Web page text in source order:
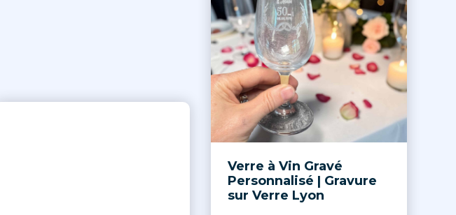
Verre à Vin Gravé
Personnalisé | Gravure
sur Verre Lyon